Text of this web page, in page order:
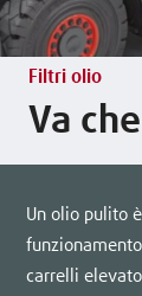
Filtri olio
Va
Un olio pulito
carrelli